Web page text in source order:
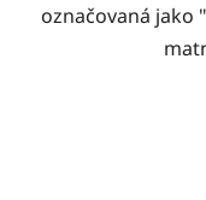
označovaná jako